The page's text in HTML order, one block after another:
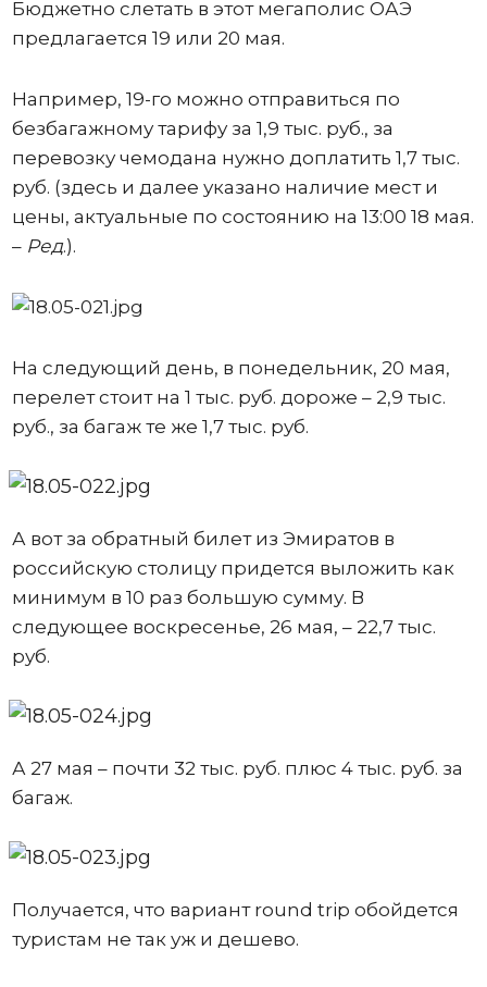
Бюджетно слетать в этот мегаполис ОАЭ
предлагается 19 или 20 мая.
Например, 19-го можно отправиться по
безбагажному тарифу за 1,9 тыс. руб., за
перевозку чемодана нужно доплатить 1,7 тыс.
руб. (здесь и далее указано наличие мест и
цены, актуальные по состоянию на 13:00 18 мая.
– Ред.).
На следующий день, в понедельник, 20 мая,
перелет стоит на 1 тыс. руб. дороже – 2,9 тыс.
руб., за багаж те же 1,7 тыс. руб.
А вот за обратный билет из Эмиратов в
российскую столицу придется выложить как
минимум в 10 раз большую сумму. В
следующее воскресенье, 26 мая, – 22,7 тыс.
руб.
А 27 мая – почти 32 тыс. руб. плюс 4 тыс. руб. за
багаж.
Получается, что вариант round trip обойдется
туристам не так уж и дешево.